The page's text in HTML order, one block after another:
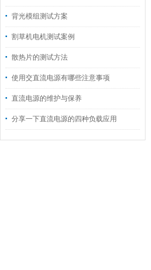
背光模组测试方案
割草机电机测试案例
散热片的测试方法
使用交直流电源有哪些注意事项
直流电源的维护与保养
分享一下直流电源的四种负载应用